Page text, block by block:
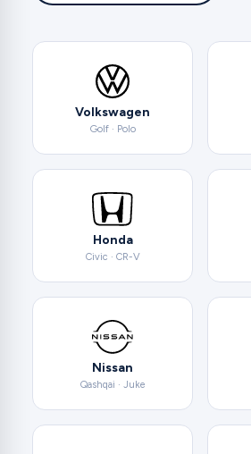
Volkswagen
Golf · Polo
Honda
Civic · CR-V
Nissan
Qashqai · Juke